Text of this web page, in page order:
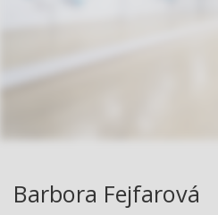
Barbora Fejfarová